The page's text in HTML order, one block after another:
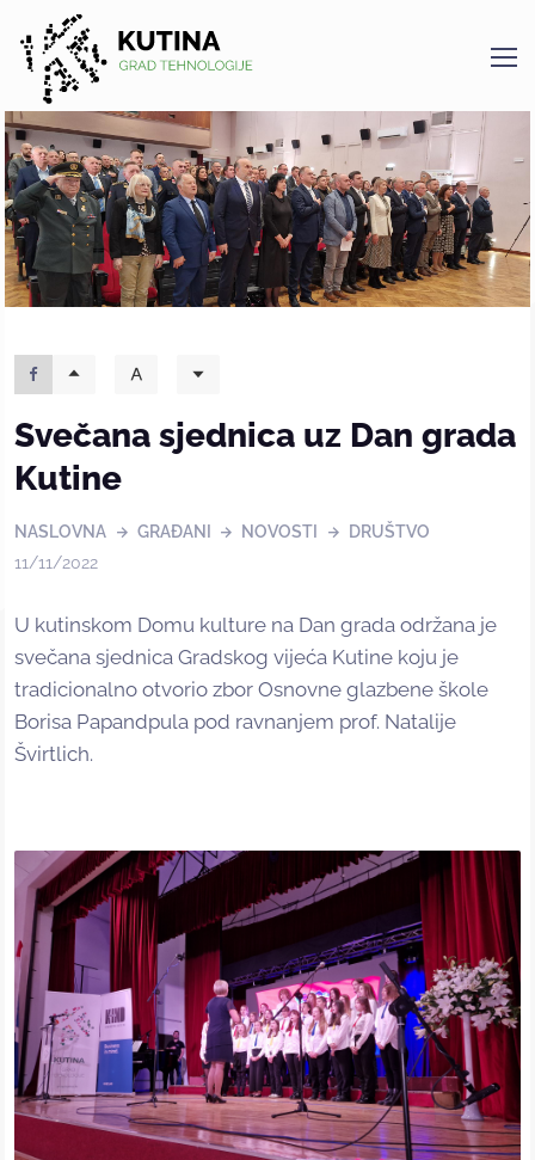
Kutina
Svečana sjednica uz Dan grada
Kutine
NASLOVNA GRAĐANI NOVOSTI
DRUŠTVO
11/11/2022
U kutinskom Domu kulture na Dan grada održana je
svečana sjednica Gradskog vijeća Kutine koju je
tradicionalno otvorio zbor Osnovne glazbene škole
Borisa Papandpula pod ravnanjem prof. Natalije
Švirtlich.